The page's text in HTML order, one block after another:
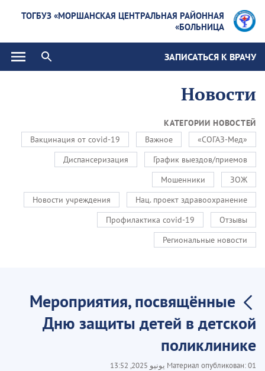
ТОГБУЗ «МОРШАНСКАЯ ЦЕНТРАЛЬНАЯ РАЙОННАЯ
БОЛЬНИЦА»
ЗАПИСАТЬСЯ К ВРАЧУ
Новости
КАТЕГОРИИ НОВОСТЕЙ
«СОГАЗ-Мед»
Важное
Вакцинация от covid-19
График выездов/приемов
Диспансеризация
ЗОЖ
Мошенники
Нац. проект здравоохранение
Новости учреждения
Отзывы
Профилактика covid-19
Региональные новости
Мероприятия, посвящённые
Дню защиты детей в детской
поликлинике
Материал опубликован:01 يونيو 2025, 13:52